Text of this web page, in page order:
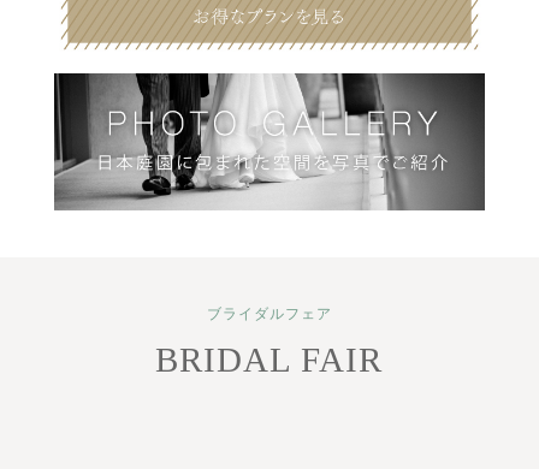
ブライダルフェア
BRIDAL FAIR